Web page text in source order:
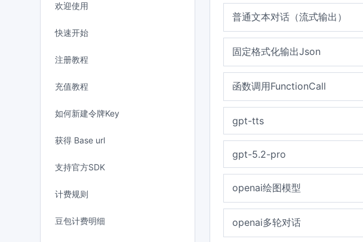
欢迎使用
快速开始
注册教程
充值教程
如何新建令牌Key
获得 Base url
支持官方SDK
计费规则
豆包计费明细
普通文本对话（流式输出）
固定格式化输出Json
函数调用FunctionCall
gpt-tts
gpt-5.2-pro
openai绘图模型
openai多轮对话